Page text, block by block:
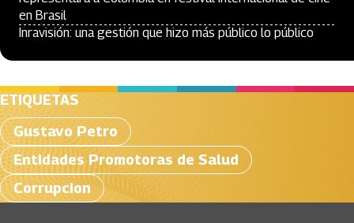
en Brasil
Inravisión: una gestión que hizo más público lo público
ETIQUETAS
Gustavo Petro
Entidades Promotoras de Salud
Corrupcion